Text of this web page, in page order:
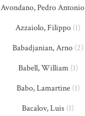
Avondano, Pedro Antonio
Azzaiolo, Filippo (1)
Babadjanian, Arno (2)
Babell, William(1)
Babo, Lamartine(1)
Bacalov, Luis (1)